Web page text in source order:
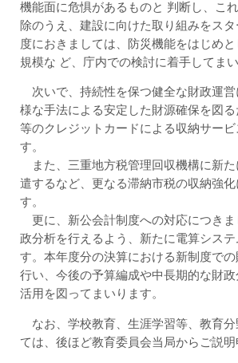
機能面に危惧があるものと 判断し、こ
除のうえ、建設に向けた取り組みをス
度におきましては、防災機能をはじめ
規模な ど、庁内での検討に着手してまい
次いで、持続性を保つ健全な財政運営
様な手法による安定した財源確保を図
等のクレジットカードによる収納サー
す。
また、三重地方税管理回収機構に新た
遣するなど、更なる滞納市税の収納強
す。
更に、新公会計制度への対応につき
政分析を行えるよう、新たに電算シス
す。本年度分の決算における新制度で
行い、今後の予算編成や中長期的な財
活用を図ってまいります。
なお、学校教育、生涯学習等、教育分
ては、後ほど教育委員会当局からご説明